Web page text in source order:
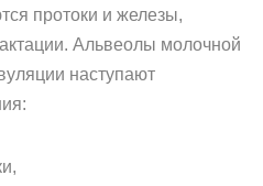
протоки и железы,
Альвеолы молочной
наступают